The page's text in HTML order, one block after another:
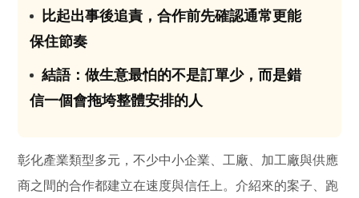
比起出事後追責，合作前先確認通常更能
保住節奏
結語：做生意最怕的不是訂單少，而是錯
信一個會拖垮整體安排的人
彰化產業類型多元，不少中小企業、工廠、加工廠與供應
商之間的合作都建立在速度與信任上。介紹來的案子、跑